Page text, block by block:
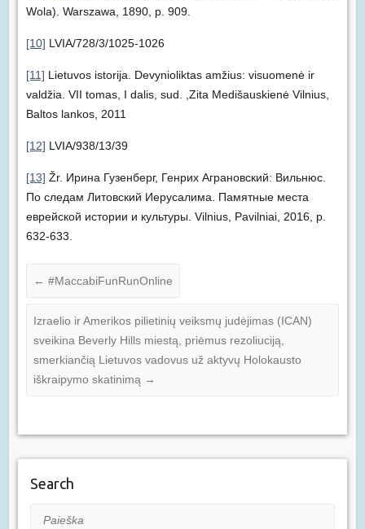
Wola). Warszawa, 1890, p. 909.
[10] LVIA/728/3/1025-1026
[11] Lietuvos istorija. Devynioliktas amžius: visuomenė ir
valdžia. VII tomas, I dalis, sud. ,Zita Medišauskienė Vilnius,
Baltos lankos, 2011
[12] LVIA/938/13/39
[13] Žr. Ирина Гузенберг, Генрих Аграновский: Вильнюс.
По следам Литовский Иерусалима. Памятные места
еврейской истории и культуры. Vilnius, Pavilniai, 2016, p.
632-633.
← #MaccabiFunRunOnline
Izraelio ir Amerikos pilietinių veiksmų judėjimas (ICAN)
sveikina Beverly Hills miestą, priėmus rezoliuciją,
smerkiančią Lietuvos vadovus už aktyvų Holokausto
iškraipymo skatinimą →
Search
Paieška